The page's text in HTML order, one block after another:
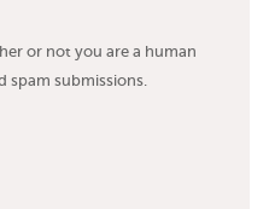
or not you are a human
submissions.